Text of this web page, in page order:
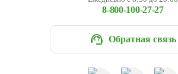
8-800-100-27-27
Обратная связь